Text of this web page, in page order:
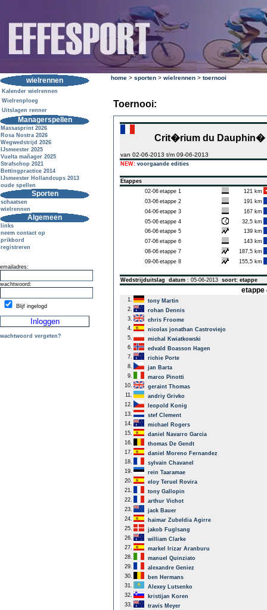
wielrennen
Kalender wielrennen
Wielrenploeg
Uitslagen renner
Managerspellen
Massasprint 2026
Rosa Nostra 2026
Wegwedstrijd 2026
IJsmeester 2025
Vuelta mañager 2025
Strafschop 2021
Bettingpractice 2014
IJsmeester Hollandcups 2013
oude spellen
Sporten
schaatsen
wielrennen
Algemeen
links
neem contact op
prikbord
registreren
emailadres:
wachtwoord:
Blijf ingelogd
wachtwoord vergeten?
home > sporten > wielrennen > toernooi
Toernooi:
Crit�rium du Dauphin�
van 02-06-2013 t/m 09-06-2013
NEW: voorgaande edities
Etappes
02-06 etappe 1
121 km
03-06 etappe 2
191 km
04-06 etappe 3
167 km
05-06 etappe 4
32,5 km
06-06 etappe 5
139 km
07-06 etappe 6
143 km
08-06 etappe 7
187,5 km
09-06 etappe 8 155,5 km
Wedstrijduitslag datum : 05-06-2013 soort: etappe
etappe
1.
tony Martin
2.
rohan Dennis
3.
chris Froome
4.
nicolas jonathan Castroviejo
5.
michal Kwiatkowski
6.
edvald Boasson Hagen
7.
richie Porte
8.
jan Barta
9.
marco Pinotti
10.
geraint Thomas
11.
andriy Grivko
12.
leopold Konig
13.
stef Clement
14.
michael Rogers
15.
daniel Navarro Garcia
16.
thomas De Gendt
17.
daniel Moreno Fernandez
18.
sylvain Chavanel
19.
rein Taaramae
20.
eloy Teruel Rovira
21.
tony Gallopin
22.
arthur Vichot
23.
jack Bauer
24.
haimar Zubeldia Agirre
25.
jakob Fuglsang
26.
william Clarke
27.
markel Irizar Aranburu
28.
manuel Quinziato
29.
alexandre Geniez
30.
ben Hermans
31.
Alexey Lutsenko
32.
kristijan Koren
33.
travis Meyer